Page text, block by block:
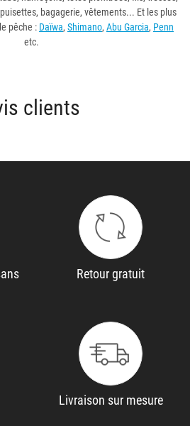
bagagerie, vêtements... Et les plus
pêche : Daïwa, Shimano, Abu Garcia, Penn
etc.
clients
Retour gratuit
Livraison sur mesure